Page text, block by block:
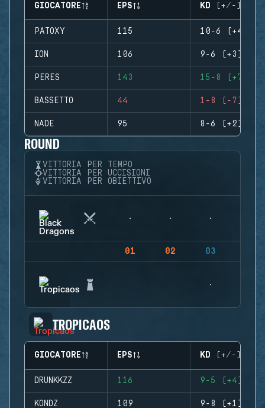
GIOCATORE EPS KD (+/-)
PATOXY 115 10-6 (+4)
ION 106 9-6 (+3)
PERES 143 15-8 (+7)
BASSETTO 44 1-8 (-7)
NADE 95 8-6 (+2)
ROUND
VITTORIA PER TEMPO
VITTORIA PER UCCISIONI
VITTORIA PER OBIETTIVO
01 02 03
TROPICAOS
GIOCATORE EPS KD (+/-)
DRUNKKZZ 116 9-5 (+4)
KONDZ 109 9-8 (+1)